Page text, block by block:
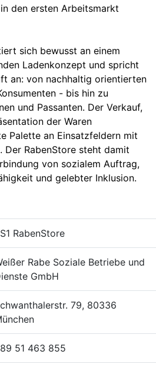
den ersten Arbeitsmarkt
sich bewusst an einem
Ladenkonzept und spricht
an: von nachhaltig orientierten
- bis hin zu
und Passanten. Der Verkauf,
der Waren
Palette an Einsatzfeldern mit
Der RabenStore steht damit
von sozialem Auftrag,
und gelebter Inklusion.
RabenStore
Rabe Soziale Betriebe und
GmbH
79, 80336
51 463 855